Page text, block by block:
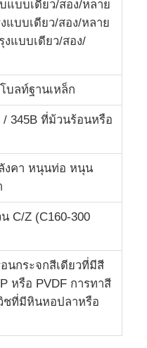
แบบเดียว/สอง/หลาย
แบบเดียว/สอง/หลาย
งแบบเดียว/สอง/
บลท์ฐานเหล็ก
/ 345B ที่ม้วนร้อนหรือ
งคา หนุนท่อ หนุน
C/Z (C160-300
นกระจกสีเดียวที่มีสี
หรือ PVDF การทาสี
ที่มีหินหอปลาหรือ